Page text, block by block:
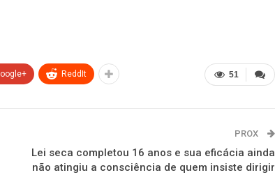
51
ReddIt
PROX
Lei seca completou 16 anos e sua eficácia ainda
não atingiu a consciência de quem insiste dirigir